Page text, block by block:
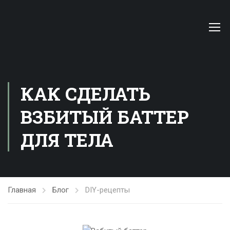
КАК СДЕЛАТЬ
ВЗБИТЫЙ БАТТЕР
ДЛЯ ТЕЛА
Главная Блог DIY-рецепты